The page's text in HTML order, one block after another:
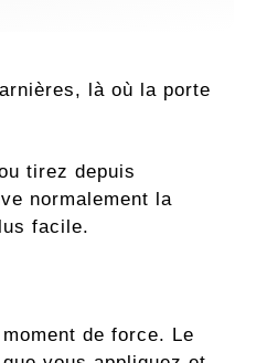
là où la porte
tirez depuis
normalement la
facile.
de force. Le